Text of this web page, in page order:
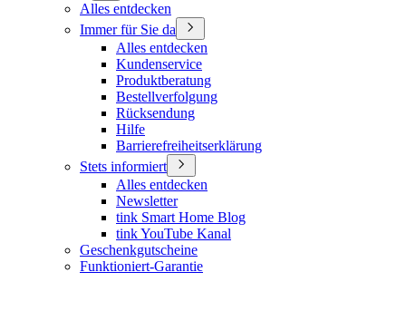
Alles entdecken
Immer für Sie da
Alles entdecken
Kundenservice
Produktberatung
Bestellverfolgung
Rücksendung
Hilfe
Barrierefreiheitserklärung
Stets informiert
Alles entdecken
Newsletter
tink Smart Home Blog
tink YouTube Kanal
Geschenkgutscheine
Funktioniert-Garantie